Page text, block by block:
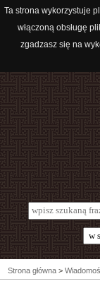
Ta strona wykorzystuje
włączoną obsługę
zgadzasz się na
Strona główna >